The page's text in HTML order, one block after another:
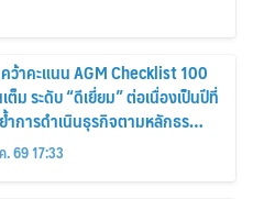
ว้าคะแนน AGM Checklist 100
ต็ม ระดับ “ดีเยี่ยม” ต่อเนื่องเป็นปีที่
ำการดำเนินธุรกิจตามหลักธร
ล โปร่งใส สร้างความเชื่อมั่นผู้ถือ
. 69 17:33